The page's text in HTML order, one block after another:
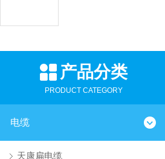
产品分类
PRODUCT CATEGORY
电缆
天康扁电缆